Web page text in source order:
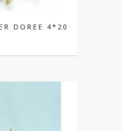
DOREE 4*20